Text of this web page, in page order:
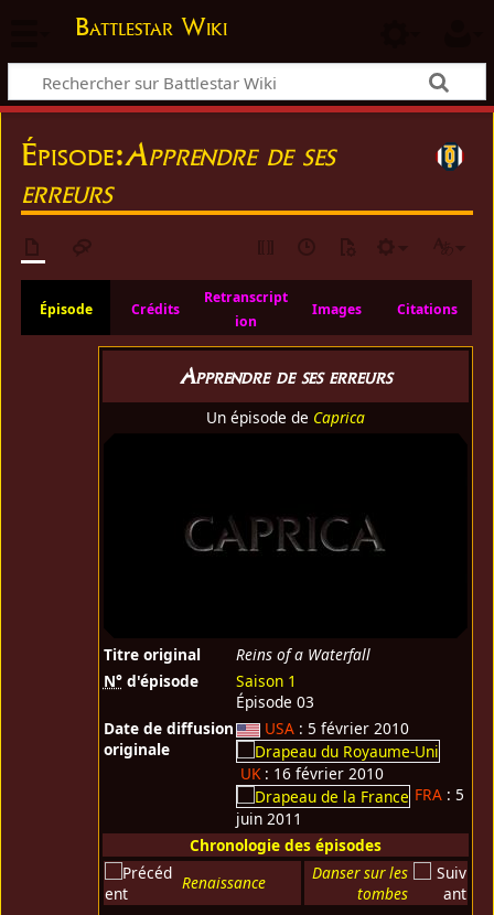
Battlestar Wiki
Épisode:Apprendre de ses
erreurs
Épisode Crédits
Retranscript
ion
Images Citations
Apprendre de ses erreurs
Un épisode de Caprica
Titre original
Reins of a Waterfall
N°d'épisode
Saison 1
Épisode 03
Date de diffusion
originale
USA: 5 février 2010
UK: 16 février 2010
FRA: 5
juin 2011
Chronologie des épisodes
Renaissance
Danser sur les
tombes